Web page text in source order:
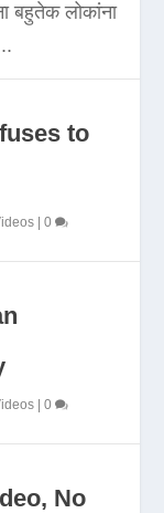
बहुतेक लोकांना
to
|0
|0
No